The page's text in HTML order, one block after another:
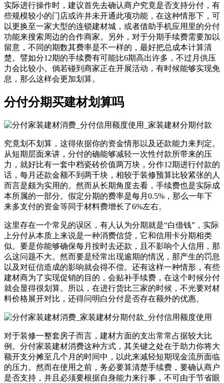
实际进行操作时，建议首先去确认商户究竟是否支持分付，有
些规模较小的门店或许并未开通此项功能，在这种情形下，可
以更换至一家大型的连锁建材城，或者借助手机应用里的分付
功能来搜索周边的合作商家。另外，对于分期手续费需要加以
留意，不同的期数其费率是不一样的，最好把总成本计算清
楚。譬如分12期的手续费有可能比6期高出许多，不过月供压
力会比较小。倘若碰到商家正在开展活动，有时候能够实现免
息，那么这样会更加划算。
分付分期买建材划算吗
究竟划不划算，这得依据你的资金情形以及还款能力来判定。
从短期层面来讲，分付的确能够减轻一次性付款所带来的压
力，就好比有一套中档瓷砖价值两万块，分作12期进行付款的
话，每月还款金额不到两千块，相较于装修预算比较紧张的人
而言是颇为实用的。然而从长期角度去看，手续费也是实际成
本所属的一部分。假定分期的费率是每月0.5%，那么一年下
来多支付的资金等同于材料费增长了6%左右。
这里存在一个常见的误区，有人认为分期就是“白借钱”，实际
上分付从本质上来说是一种消费信贷，它和信用卡分期相类
似。要是你能够确保每月按时去还款，且不影响个人信用，那
么这问题不大。然而要是经常出现逾期的情况，那产生的罚息
以及对征信造成的影响就会得不偿。还有这样一种情形，有些
建材商为了实现促销的目的，会贴补手续费，在这个时候分付
就会显得很划算。所以，在进行货比三家的时候，不光要对材
料价格展开对比，还得问明白分付是否存在额外的优惠。
对于装修一整套房子而言，建材方面的支出常常占据较大比
例。分付家装建材消费这种方式，其关键之处在于助力你将大
额开支分摊至几个月的时间中，以此来减轻短期现金流所面临
的压力。然而在使用之前，务必要算清楚手续费，要确认商户
是否支持，并且必须要根据自身能力来行事，不可由于节省眼